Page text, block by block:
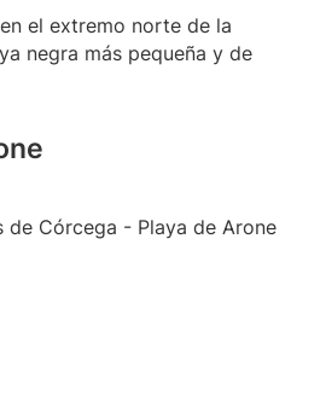
el extremo norte de la
negra más pequeña y de